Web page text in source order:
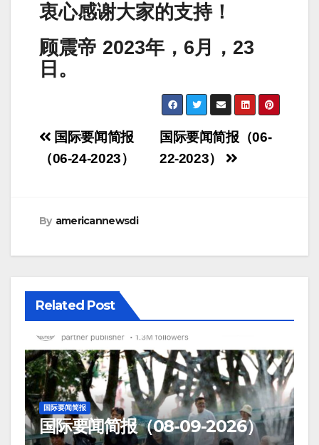
衷心感谢大家的支持！
顾震帝 2023年，6月，23
日。
Post
navigation
国际要闻简报（06-
22-2023）
国际要闻简报
（06-24-2023）
By americannewsdi
Related Post
国际要闻简报
国际要闻简报（08-09-2026）